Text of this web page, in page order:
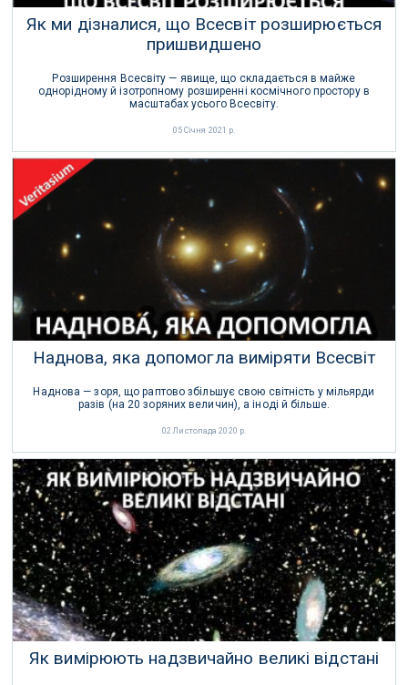
Як ми дізналися, що Всесвіт розширюється
пришвидшено
Розширення Всесвіту — явище, що складається в майже
однорідному й ізотропному розширенні космічного простору в
масштабах усього Всесвіту.
05 Січня 2021 р.
Наднова, яка допомогла виміряти Всесвіт
Наднова — зоря, що раптово збільшує свою світність у мільярди
разів (на 20 зоряних величин), а іноді й більше.
02 Листопада 2020 р.
Як вимірюють надзвичайно великі відстані